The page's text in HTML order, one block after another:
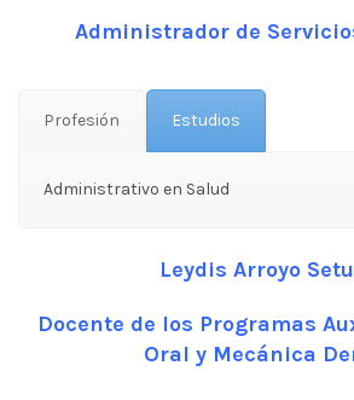
Administrador de
Profesión Estudios
Administrativo en Salud
Leydis Arroyo
Docente de los Programas
Oral y Mecánica